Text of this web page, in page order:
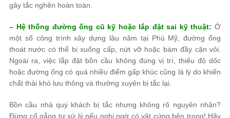
gây tắc nghẽn hoàn toàn.
– Hệ thống đường ống cũ kỹ hoặc lắp đặt sai kỹ thuật: Ở
một số công trình xây dựng lâu năm tại Phù Mỹ, đường ống
thoát nước có thể bị xuống cấp, nứt vỡ hoặc bám đầy cặn vôi.
Ngoài ra, việc lắp đặt bồn cầu không đúng vị trí, thiếu độ dốc
hoặc đường ống có quá nhiều điểm gấp khúc cũng là lý do khiến
chất thải khó lưu thông và thường xuyên bị tắc lại.
Bồn cầu nhà quý khách bị tắc nhưng không rõ nguyên nhân?
Đừng cố gắng tự xử lý nếu nghi ngờ có vật cứng bên trong! Hãy